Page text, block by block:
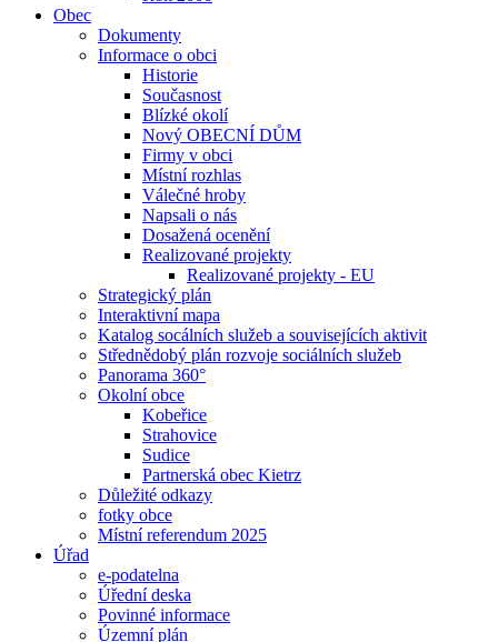
Obec
Dokumenty
Informace o obci
Historie
Současnost
Blízké okolí
Nový OBECNÍ DŮM
Firmy v obci
Místní rozhlas
Válečné hroby
Napsali o nás
Dosažená ocenění
Realizované projekty
Realizované projekty - EU
Strategický plán
Interaktivní mapa
Katalog socálních služeb a souvisejících aktivit
Střednědobý plán rozvoje sociálních služeb
Panorama 360°
Okolní obce
Kobeřice
Strahovice
Sudice
Partnerská obec Kietrz
Důležité odkazy
fotky obce
Místní referendum 2025
Úřad
e-podatelna
Úřední deska
Povinné informace
Územní plán